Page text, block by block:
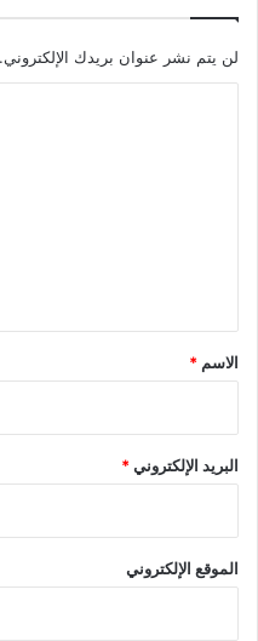
لن يتم نشر عنوان بريدك الإلكتروني.
*
الاسم *
البريد الإلكتروني*
الموقع الإلكتروني